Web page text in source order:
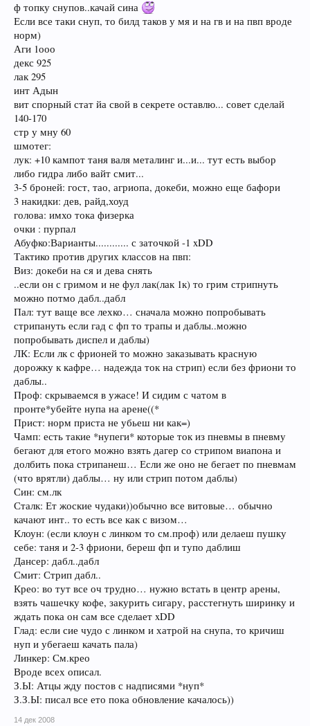
ф топку снупов..качай сина
Если все таки снуп, то билд таков у мя и на гв и на пвп вроде
норм)
Аги 1ооо
декс 925
лак 295
инт Адын
вит спорный стат йа свой в секрете оставлю... совет сделай
140-170
стр у мну 60
шмотег:
лук: +10 кампот таня валя металинг и...и... тут есть выбор
либо гидра либо вайт смит...
3-5 броней: гост, тао, агриопа, докеби, можно еще бафори
3 накидки: дев, райд,хоуд
голова: имхо тока физерка
очки : пурпал
Абуфко:Варианты............ с заточкой -1 xDD
Тактико против других классов на пвп:
Виз: докеби на ся и дева снять
..если он с гримом и не фул лак(лак 1к) то грим стрипнуть
можно потмо дабл..дабл
Пал: тут ваще все лехко… сначала можно попробывать
стрипануть если гад с фп то трапы и даблы..можно
попробывать диспел и даблы)
ЛК: Если лк с фрионей то можно заказывать красную
дорожку к кафре… надежда ток на стрип) если без фриони то
даблы..
Проф: скрываемся в ужасе! И сидим с чатом в
пронте*убейте нупа на арене((*
Прист: норм приста не убьеш ни как=)
Чамп: есть такие *нупеги* которые ток из пневмы в пневму
бегают для етого можно взять дагер со стрипом виапона и
долбить пока стрипанеш… Если же оно не бегает по пневмам
(что врятли) даблы… ну или стрип потом даблы)
Син: см.лк
Сталк: Ет жоские чудаки))обычно все витовые… обычно
качают инт.. то есть все как с визом…
Клоун: (если клоун с линком то см.проф) или делаеш пушку
себе: таня и 2-3 фриони, береш фп и тупо даблиш
Дансер: дабл..дабл
Смит: Стрип дабл..
Крео: во тут все оч трудно… нужно встать в центр арены,
взять чашечку кофе, закурить сигару, расстегнуть ширинку и
ждать пока он сам все сделает xDD
Глад: если сие чудо с линком и хатрой на снупа, то кричиш
нуп и убегаеш качать пала)
Линкер: См.крео
Вроде всех описал.
З.Ы: Атцы жду постов с надписями *нуп*
З.З.Ы: писал все ето пока обновление качалось))
14 дек 2008